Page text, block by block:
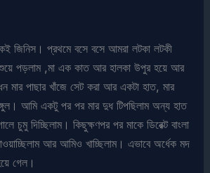
জিনিস। প্রথমে বসে বসে আমরা লটকা লটকী
শুয়ে পড়লাম ,মা এক কাত আর হালকা উপুর হয়ে আর
মার পাছার খাঁজে সেট করা আর একটা হাত, মার
আমি একটু পর পর মার দুধ টিপছিলাম অন্য হাত
চুমু দিচ্ছিলাম। কিছুক্ষণপর পর মাকে ডিরেক্ট বাংলা
আর আমিও খাচ্ছিলাম। এভাবে অর্ধেক মদ
গেল।